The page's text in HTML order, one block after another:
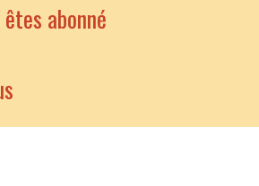
abonné